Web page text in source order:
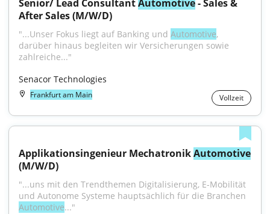
Senior/ Lead Consultant Automotive - Sales &
After Sales (M/W/D)
"...Unser Fokus liegt auf Banking und Automotive,
darüber hinaus begleiten wir Versicherungen sowie
zahlreiche..."
Senacor Technologies
Frankfurt am Main Vollzeit
Applikationsingenieur Mechatronik Automotive
(M/W/D)
"...uns mit den Trendthemen Digitalisierung, E-Mobilität
Automotive..."